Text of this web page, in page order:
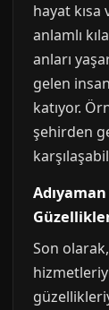
hayat
anlamlı
anları
gelen
katıyor.
şehirden
Son